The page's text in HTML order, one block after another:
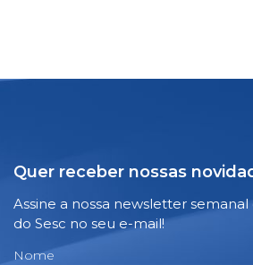
Quer receber nossas
Assine a nossa newsletter
do Sesc no seu e-mail!
Nome